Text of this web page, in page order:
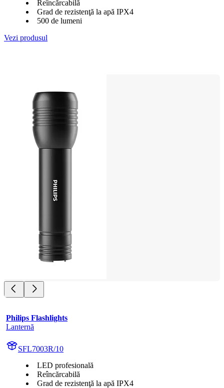
Reîncărcabilă
Grad de rezistenţă la apă IPX4
500 de lumeni
Vezi produsul
Philips Flashlights
Lanternă
SFL7003R/10
LED profesională
Reîncărcabilă
Grad de rezistenţă la apă IPX4